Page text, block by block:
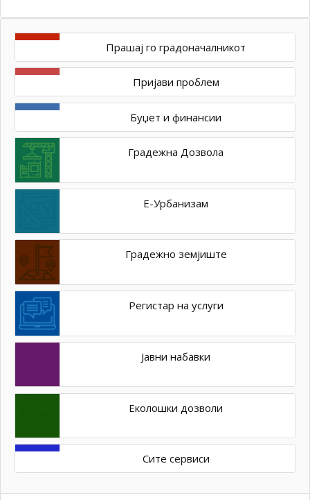
Прашај го градоначалникот
Пријави проблем
Буџет и финансии
Градежна Дозвола
Е-Урбанизам
Градежно земјиште
Регистар на услуги
Јавни набавки
Еколошки дозволи
Сите сервиси